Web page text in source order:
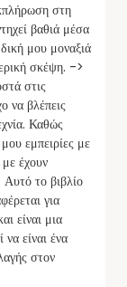
στη
βαθιά μέσα
μου μοναξιά
σκέψη. ->
στις
να βλέπεις
Καθώς
εμπειρίες με
έχουν
το βιβλίο
για
είναι μια
είναι ένα
στον